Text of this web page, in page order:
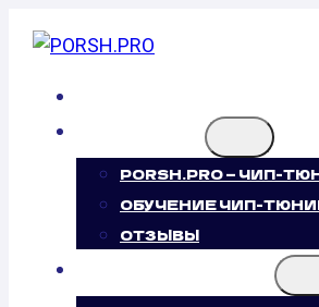
PORSH.PRO — ЧИП-
ОБУЧЕНИЕ ЧИП-
ОТЗЫВЫ